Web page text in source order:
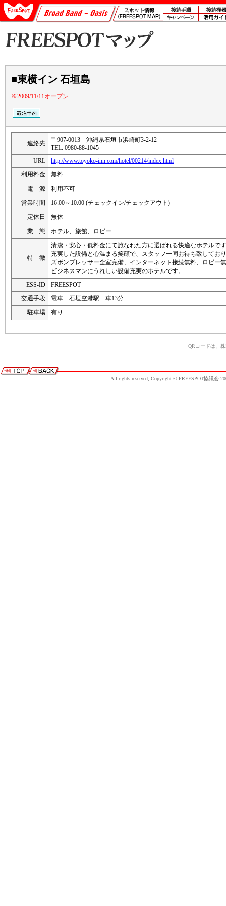
■東横イン 石垣島
※2009/11/11オープン
連絡先
〒907-0013 沖縄県石垣市浜崎町3-2-12
TEL. 0980-88-1045
URL
http://www.toyoko-inn.com/hotel/00214/index.html
利用料金
無料
電 源
利用不可
営業時間
16:00～10:00 (チェックイン/チェックアウト)
定休日
無休
業 態
ホテル、旅館、ロビー
特 徴
清潔・安心・低料金にて旅なれた方に選ばれる快適なホテルで
充実した設備と心温まる笑顔で、スタッフ一同お待ち致してお
ズボンプレッサー全室完備、インターネット接続無料、ロビー
ビジネスマンにうれしい設備充実のホテルです。
ESS-ID
FREESPOT
交通手段
電車 石垣空港駅 車13分
駐車場
有り
QRコードは、
All rights reserved, Copyright © FREESPOT協議会